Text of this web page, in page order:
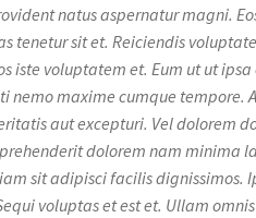
natus aspernatur magni.
tenetur sit et. Reiciendis
iste voluptatem et. Eum ut ut
nemo maxime cumque tempore.
aut excepturi. Vel dolorem
dolorem nam minima
sit adipisci facilis dignissimos.
voluptas et est et. Ullam